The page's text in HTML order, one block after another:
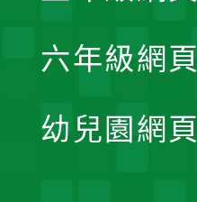
六年級網頁
幼兒園網頁